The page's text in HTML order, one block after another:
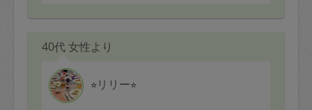
40代 女性より
⭐︎リリー⭐︎